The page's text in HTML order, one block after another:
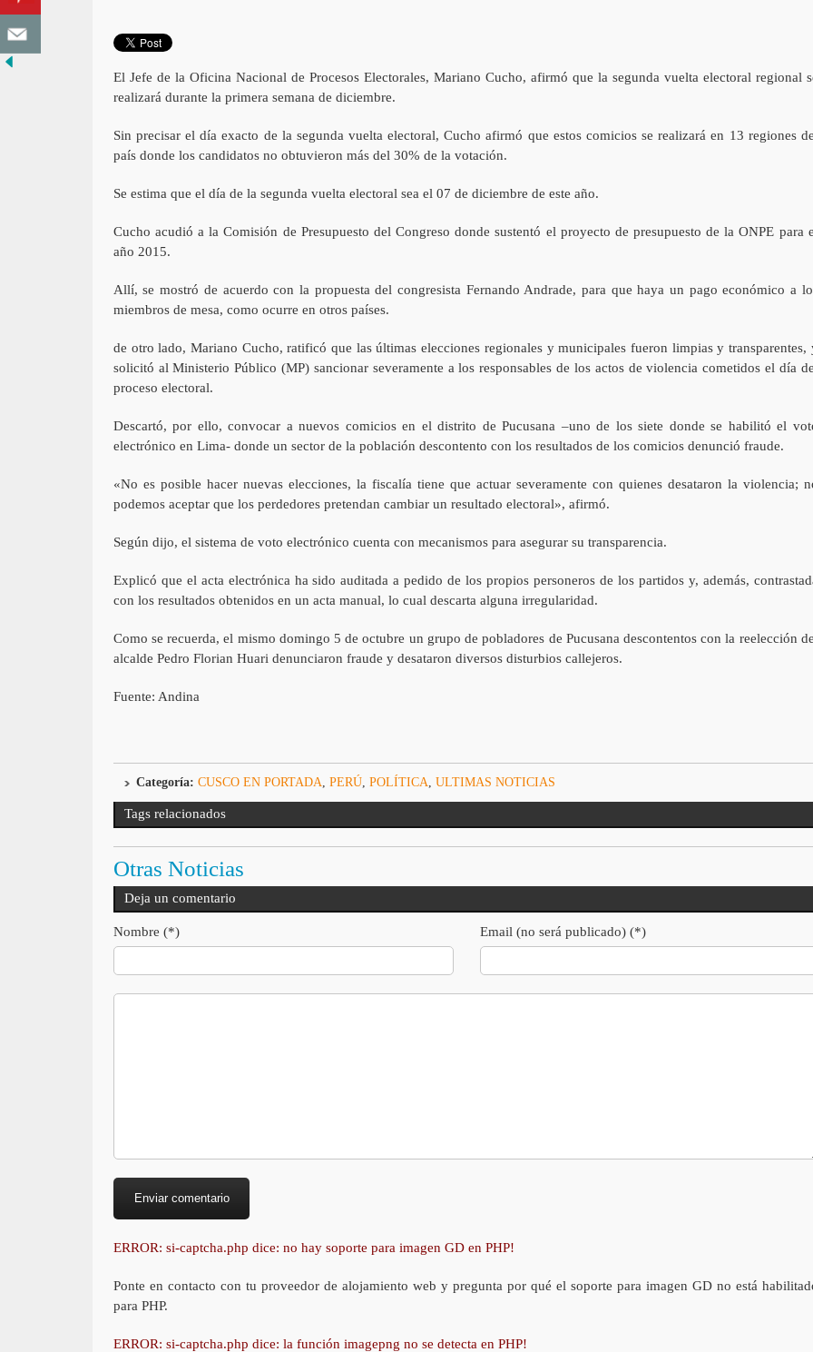
El Jefe de la Oficina Nacional de Procesos Electorales, Mariano Cucho, afirmó que la segunda vuelta electoral regional
realizará durante la primera semana de diciembre.
Sin precisar el día exacto de la segunda vuelta electoral, Cucho afirmó que estos comicios se realizará en 13 regiones
país donde los candidatos no obtuvieron más del 30% de la votación.
Se estima que el día de la segunda vuelta electoral sea el 07 de diciembre de este año.
Cucho acudió a la Comisión de Presupuesto del Congreso donde sustentó el proyecto de presupuesto de la ONPE para
año 2015.
Allí, se mostró de acuerdo con la propuesta del congresista Fernando Andrade, para que haya un pago económico a
miembros de mesa, como ocurre en otros países.
de otro lado, Mariano Cucho, ratificó que las últimas elecciones regionales y municipales fueron limpias y transparentes,
solicitó al Ministerio Público (MP) sancionar severamente a los responsables de los actos de violencia cometidos el día
proceso electoral.
Descartó, por ello, convocar a nuevos comicios en el distrito de Pucusana –uno de los siete donde se habilitó el
electrónico en Lima- donde un sector de la población descontento con los resultados de los comicios denunció fraude.
«No es posible hacer nuevas elecciones, la fiscalía tiene que actuar severamente con quienes desataron la violencia;
podemos aceptar que los perdedores pretendan cambiar un resultado electoral», afirmó.
Según dijo, el sistema de voto electrónico cuenta con mecanismos para asegurar su transparencia.
Explicó que el acta electrónica ha sido auditada a pedido de los propios personeros de los partidos y, además,
con los resultados obtenidos en un acta manual, lo cual descarta alguna irregularidad.
Como se recuerda, el mismo domingo 5 de octubre un grupo de pobladores de Pucusana descontentos con la reelección
alcalde Pedro Florian Huari denunciaron fraude y desataron diversos disturbios callejeros.
Fuente: Andina
Categoría: CUSCO EN PORTADA PERÚ, POLÍTICA ULTIMAS NOTICIAS
Tags relacionados
Otras Noticias
Deja un comentario
Nombre (*) Email (no será publicado) (*)
ERROR: si-captcha.php dice: no hay soporte para imagen GD en PHP!
Ponte en contacto con tu proveedor de alojamiento web y pregunta por qué el soporte para imagen GD no está
para PHP.
ERROR: si-captcha.php dice: la función imagepng no se detecta en PHP!